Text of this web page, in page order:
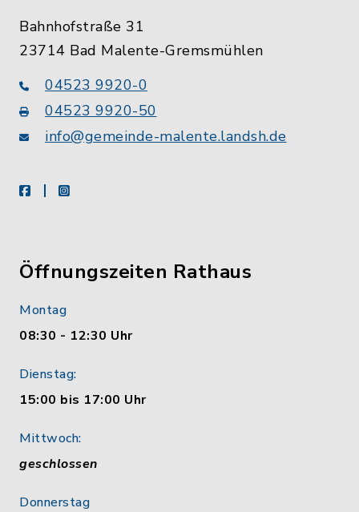
Bahnhofstraße 31
23714 Bad Malente-Gremsmühlen
04523 9920-0
04523 9920-50
info@gemeinde-malente.landsh.de
facebookinstagram
Öffnungszeiten Rathaus
Montag
08:30 - 12:30 Uhr
Dienstag:
15:00 bis 17:00 Uhr
Mittwoch:
geschlossen
Donnerstag